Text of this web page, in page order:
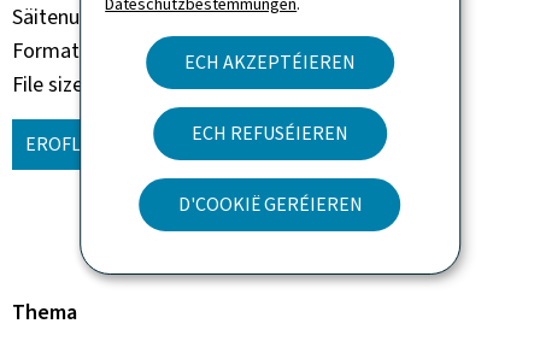
ECH AKZEPTÉIEREN
ECH REFUSÉIEREN
D'COOKIË GERÉIEREN
Säitenunzuel 23 säit(en)
Format vum Dokument
Pdf
File size
927 Kb
EROFLUEDEN (FR, PDF - 927 KB)
Thema